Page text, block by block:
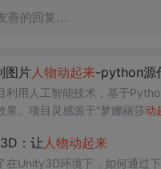
善的回复…
图片人物动起来-python源
利用人工智能技术，基于
果。项目灵感源于“梦娜丽莎动
：让 人物动起来
在Unity3D环境下，如何通过